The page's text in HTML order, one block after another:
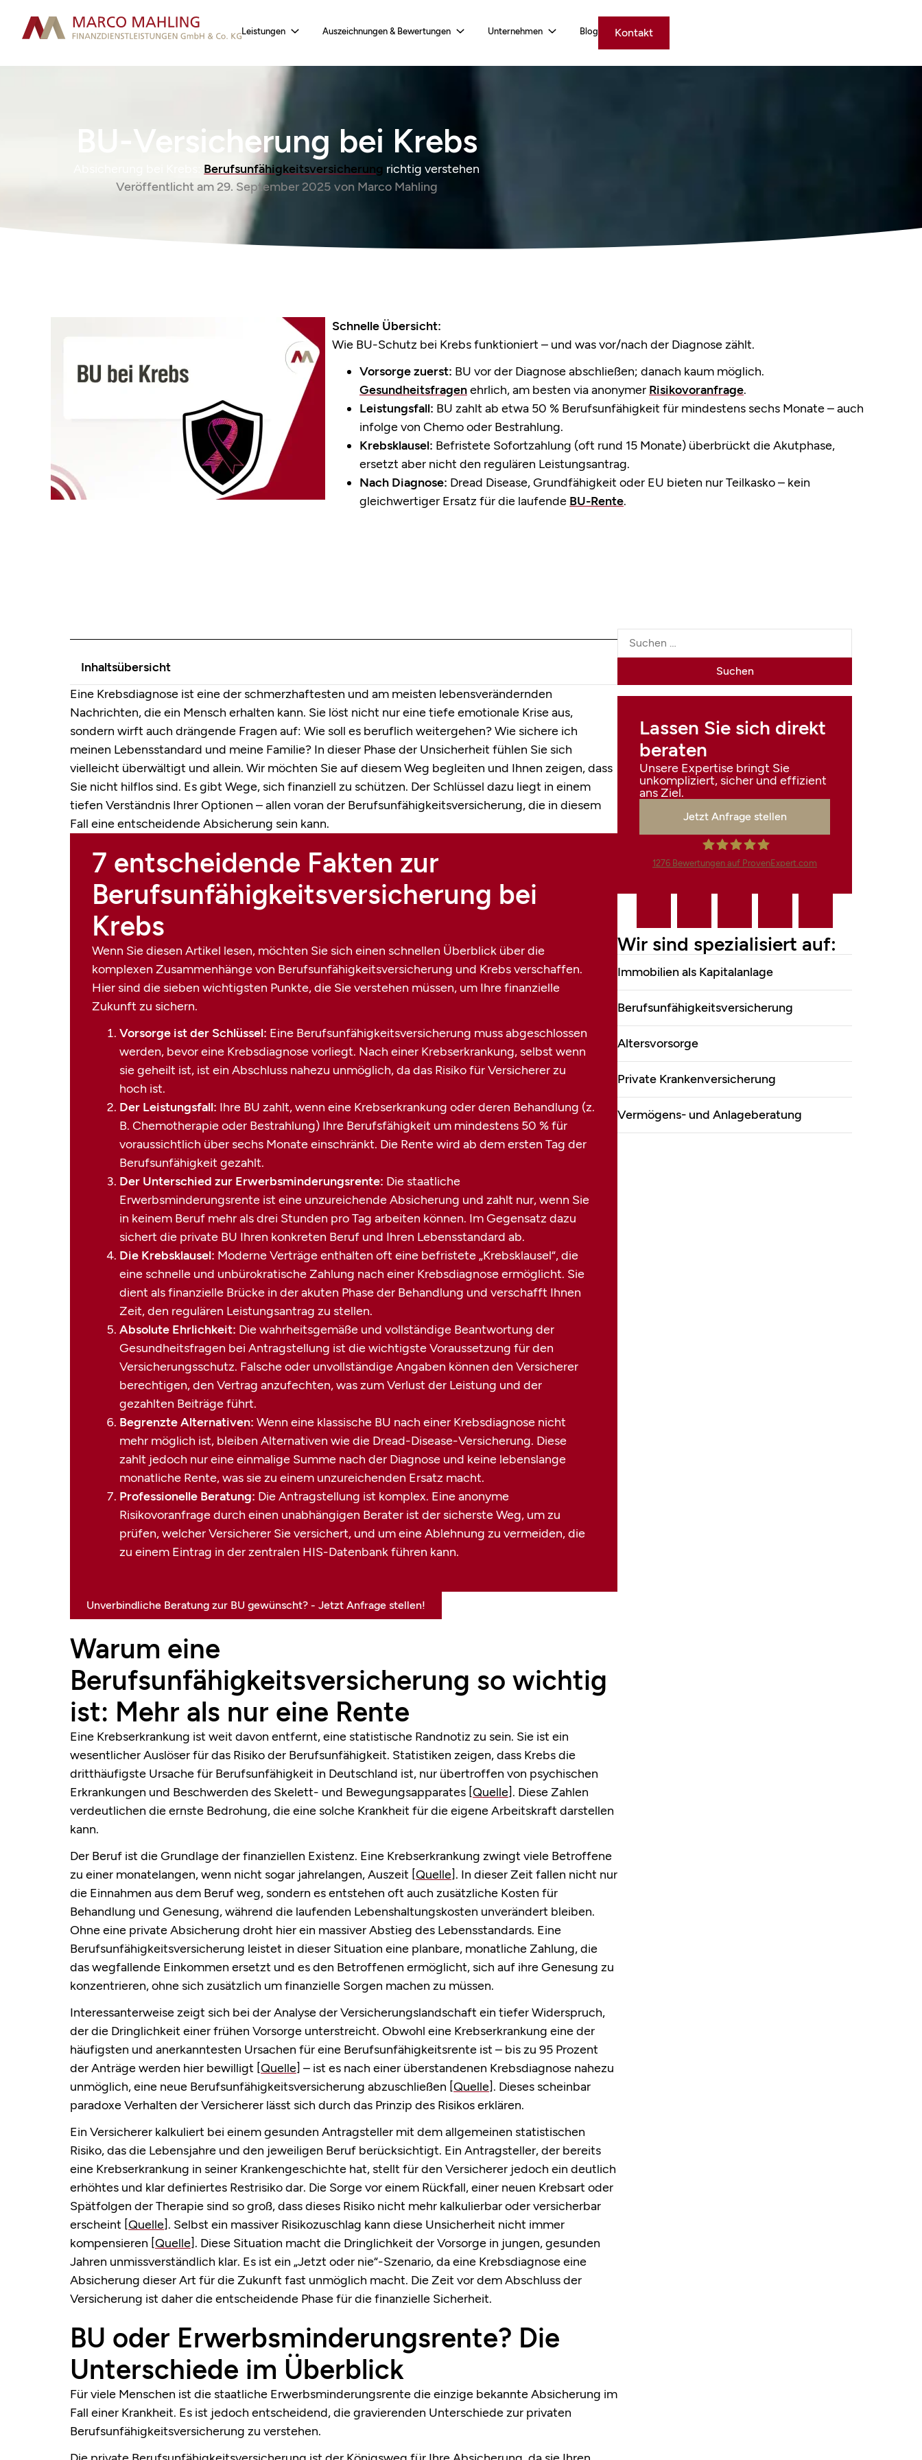
Leistungen Auszeichnungen & Bewertungen Unternehmen Blog Kontakt
BU-Versicherung bei Krebs
Berufsunfähigkeitsversicherung richtig verstehen
Veröffentlicht am29. September 2025 von Marco Mahling
Schnelle Übersicht:
Wie BU-Schutz bei Krebs funktioniert – und was vor/nach der Diagnose zählt.
Vorsorge zuerst: BU vor der Diagnose abschließen; danach kaum möglich.
Gesundheitsfragenehrlich, am besten via anonymer Risikovoranfrage.
Leistungsfall: BU zahlt ab etwa 50 % Berufsunfähigkeit für mindestens sechs Monate – auch
infolge von Chemo oder Bestrahlung.
Krebsklausel: Befristete Sofortzahlung (oft rund 15 Monate) überbrückt die Akutphase,
ersetzt aber nicht den regulären Leistungsantrag.
Nach Diagnose: Dread Disease, Grundfähigkeit oder EU bieten nur Teilkasko – kein
gleichwertiger Ersatz für die laufende BU-Rente.
Inhaltsübersicht
Eine Krebsdiagnose ist eine der schmerzhaftesten und am meisten lebensverändernden
Nachrichten, die ein Mensch erhalten kann. Sie löst nicht nur eine tiefe emotionale Krise aus,
sondern wirft auch drängende Fragen auf: Wie soll es beruflich weitergehen? Wie sichere ich
meinen Lebensstandard und meine Familie? In dieser Phase der Unsicherheit fühlen Sie sich
vielleicht überwältigt und allein. Wir möchten Sie auf diesem Weg begleiten und Ihnen zeigen, dass
Sie nicht hilflos sind. Es gibt Wege, sich finanziell zu schützen. Der Schlüssel dazu liegt in einem
tiefen Verständnis Ihrer Optionen – allen voran der Berufsunfähigkeitsversicherung, die in diesem
Fall eine entscheidende Absicherung sein kann.
7 entscheidende Fakten zur
Berufsunfähigkeitsversicherung bei
Krebs
Wenn Sie diesen Artikel lesen, möchten Sie sich einen schnellen Überblick über die
komplexen Zusammenhänge von Berufsunfähigkeitsversicherung und Krebs verschaffen.
Hier sind die sieben wichtigsten Punkte, die Sie verstehen müssen, um Ihre finanzielle
Zukunft zu sichern.
Vorsorge ist der Schlüssel: Eine Berufsunfähigkeitsversicherung muss abgeschlossen
werden, bevor eine Krebsdiagnose vorliegt. Nach einer Krebserkrankung, selbst wenn
sie geheilt ist, ist ein Abschluss nahezu unmöglich, da das Risiko für Versicherer zu
hoch ist.
Der Leistungsfall: Ihre BU zahlt, wenn eine Krebserkrankung oder deren Behandlung (z.
B. Chemotherapie oder Bestrahlung) Ihre Berufsfähigkeit um mindestens 50 % für
voraussichtlich über sechs Monate einschränkt. Die Rente wird ab dem ersten Tag der
Berufsunfähigkeit gezahlt.
Der Unterschied zur Erwerbsminderungsrente: Die staatliche
Erwerbsminderungsrente ist eine unzureichende Absicherung und zahlt nur, wenn Sie
in keinem Beruf mehr als drei Stunden pro Tag arbeiten können. Im Gegensatz dazu
sichert die private BU Ihren konkreten Beruf und Ihren Lebensstandard ab.
Die Krebsklausel: Moderne Verträge enthalten oft eine befristete „Krebsklausel“, die
eine schnelle und unbürokratische Zahlung nach einer Krebsdiagnose ermöglicht. Sie
dient als finanzielle Brücke in der akuten Phase der Behandlung und verschafft Ihnen
Zeit, den regulären Leistungsantrag zu stellen.
Absolute Ehrlichkeit: Die wahrheitsgemäße und vollständige Beantwortung der
Gesundheitsfragen bei Antragstellung ist die wichtigste Voraussetzung für den
Versicherungsschutz. Falsche oder unvollständige Angaben können den Versicherer
berechtigen, den Vertrag anzufechten, was zum Verlust der Leistung und der
gezahlten Beiträge führt.
Begrenzte Alternativen: Wenn eine klassische BU nach einer Krebsdiagnose nicht
mehr möglich ist, bleiben Alternativen wie die Dread-Disease-Versicherung. Diese
zahlt jedoch nur eine einmalige Summe nach der Diagnose und keine lebenslange
monatliche Rente, was sie zu einem unzureichenden Ersatz macht.
Professionelle Beratung: Die Antragstellung ist komplex. Eine anonyme
Risikovoranfrage durch einen unabhängigen Berater ist der sicherste Weg, um zu
prüfen, welcher Versicherer Sie versichert, und um eine Ablehnung zu vermeiden, die
zu einem Eintrag in der zentralen HIS-Datenbank führen kann.
Unverbindliche Beratung zur BU gewünscht? - Jetzt Anfrage stellen!
Warum eine
Berufsunfähigkeitsversicherung so wichtig
ist: Mehr als nur eine Rente
Eine Krebserkrankung ist weit davon entfernt, eine statistische Randnotiz zu sein. Sie ist ein
wesentlicher Auslöser für das Risiko der Berufsunfähigkeit. Statistiken zeigen, dass Krebs die
dritthäufigste Ursache für Berufsunfähigkeit in Deutschland ist, nur übertroffen von psychischen
Erkrankungen und Beschwerden des Skelett- und Bewegungsapparates [Quelle]. Diese Zahlen
verdeutlichen die ernste Bedrohung, die eine solche Krankheit für die eigene Arbeitskraft darstellen
kann.
Der Beruf ist die Grundlage der finanziellen Existenz. Eine Krebserkrankung zwingt viele Betroffene
zu einer monatelangen, wenn nicht sogar jahrelangen, Auszeit [Quelle]. In dieser Zeit fallen nicht nur
die Einnahmen aus dem Beruf weg, sondern es entstehen oft auch zusätzliche Kosten für
Behandlung und Genesung, während die laufenden Lebenshaltungskosten unverändert bleiben.
Ohne eine private Absicherung droht hier ein massiver Abstieg des Lebensstandards. Eine
Berufsunfähigkeitsversicherung leistet in dieser Situation eine planbare, monatliche Zahlung, die
das wegfallende Einkommen ersetzt und es den Betroffenen ermöglicht, sich auf ihre Genesung zu
konzentrieren, ohne sich zusätzlich um finanzielle Sorgen machen zu müssen.
Interessanterweise zeigt sich bei der Analyse der Versicherungslandschaft ein tiefer Widerspruch,
der die Dringlichkeit einer frühen Vorsorge unterstreicht. Obwohl eine Krebserkrankung eine der
häufigsten und anerkanntesten Ursachen für eine Berufsunfähigkeitsrente ist – bis zu 95 Prozent
der Anträge werden hier bewilligt [Quelle] – ist es nach einer überstandenen Krebsdiagnose nahezu
unmöglich, eine neue Berufsunfähigkeitsversicherung abzuschließen [Quelle]. Dieses scheinbar
paradoxe Verhalten der Versicherer lässt sich durch das Prinzip des Risikos erklären.
Ein Versicherer kalkuliert bei einem gesunden Antragsteller mit dem allgemeinen statistischen
Risiko, das die Lebensjahre und den jeweiligen Beruf berücksichtigt. Ein Antragsteller, der bereits
eine Krebserkrankung in seiner Krankengeschichte hat, stellt für den Versicherer jedoch ein deutlich
erhöhtes und klar definiertes Restrisiko dar. Die Sorge vor einem Rückfall, einer neuen Krebsart oder
Spätfolgen der Therapie sind so groß, dass dieses Risiko nicht mehr kalkulierbar oder versicherbar
erscheint [Quelle]. Selbst ein massiver Risikozuschlag kann diese Unsicherheit nicht immer
kompensieren [Quelle]. Diese Situation macht die Dringlichkeit der Vorsorge in jungen, gesunden
Jahren unmissverständlich klar. Es ist ein „Jetzt oder nie“-Szenario, da eine Krebsdiagnose eine
Absicherung dieser Art für die Zukunft fast unmöglich macht. Die Zeit vor dem Abschluss der
Versicherung ist daher die entscheidende Phase für die finanzielle Sicherheit.
BU oder Erwerbsminderungsrente? Die
Unterschiede im Überblick
Für viele Menschen ist die staatliche Erwerbsminderungsrente die einzige bekannte Absicherung im
Fall einer Krankheit. Es ist jedoch entscheidend, die gravierenden Unterschiede zur privaten
Berufsunfähigkeitsversicherung zu verstehen.
Lassen Sie sich direkt
beraten
Unsere Expertise bringt Sie
unkompliziert, sicher und effizient
ans Ziel.
Jetzt Anfrage stellen
&Co.KG
1276 Bewertungen auf ProvenExpert.com
Wir sind spezialisiert auf:
Immobilien als Kapitalanlage
Berufsunfähigkeitsversicherung
Altersvorsorge
Private Krankenversicherung
Vermögens- und Anlageberatung